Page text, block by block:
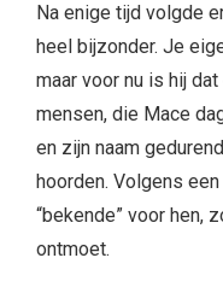
Na enige tijd volgde
heel bijzonder. Je
maar voor nu is hij
mensen, die Mace
en zijn naam
hoorden. Volgens
“bekende” voor hen,
ontmoet.